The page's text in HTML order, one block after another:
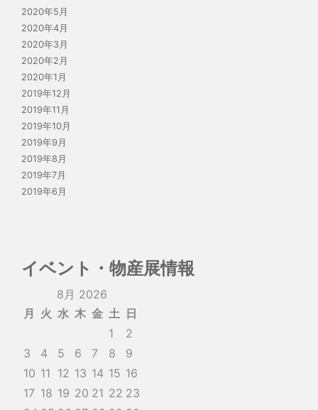
2020年5月
2020年4月
2020年3月
2020年2月
2020年1月
2019年12月
2019年11月
2019年10月
2019年9月
2019年8月
2019年7月
2019年6月
イベント・物産展情報
8月 2026
月
火 水 木 金 土 日
1
2
3
4 5 6 7 8
9
10 11 12 13 14 15 16
17 18 19 20 21 22 23